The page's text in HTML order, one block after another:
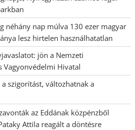
néhány nap múlva 130 ezer magyar
lesz hirtelen használhatatlan
jön a Nemzeti
Vagyonvédelmi Hivatal
szigorítást, változhatnak a
az Eddának közpénzből
Attila reagált a döntésre